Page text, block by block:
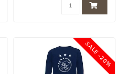
SALE -20%